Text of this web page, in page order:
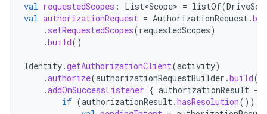
val requestedScopes : List<Scope> = listOf(
val authorizationRequest = AuthorizationRequest.
. setRequestedScopes(requestedScopes)
.build()
Identity.getAuthorizationClient(activity)
.authorize(authorizationRequestBuilder .build
.addOnSuccessListener { authorizationResult -
if (authorizationResult.hasResolution())